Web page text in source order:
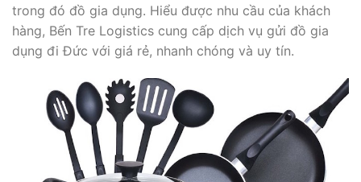
trong đó đồ gia dụng. Hiểu được nhu cầu của khách
hàng, Bến Tre Logistics cung cấp dịch vụ gửi đồ gia
dụng đi Đức với giá rẻ, nhanh chóng và uy tín.